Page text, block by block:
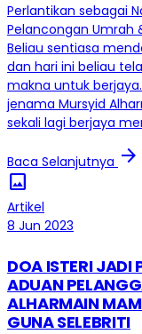
Perlantikan sebagai
Pelancongan Umrah
Beliau sentiasa
dan hari ini beliau
makna untuk
jenama Mursyid
sekali lagi berjaya
Baca Selanjutnya arrow_forward
image
Artikel
8 Jun 2023
DOA ISTERI JADI
ADUAN
ALHARMAIN
GUNA SELEBRITI